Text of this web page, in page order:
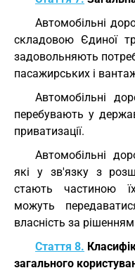
Автомобільні
складовою Єдиної
задовольняють
пасажирських і
Автомобільні
перебувають у
приватизації.
Автомобільні
які у зв'язку з
стають частиною
можуть
власність за рішенням
Стаття 8.
загального